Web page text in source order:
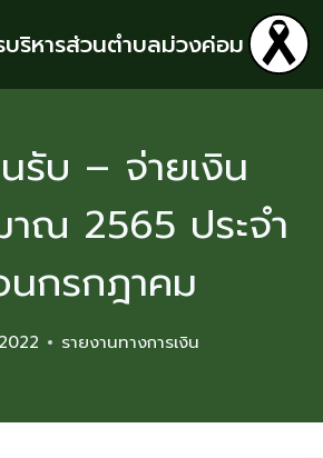
บริหารส่วนตำบลม่วงค่อม
รับ – จ่ายเงิน
าณ 2565 ประจำ
นกรกฎาคม
รายงานทางการเงิน